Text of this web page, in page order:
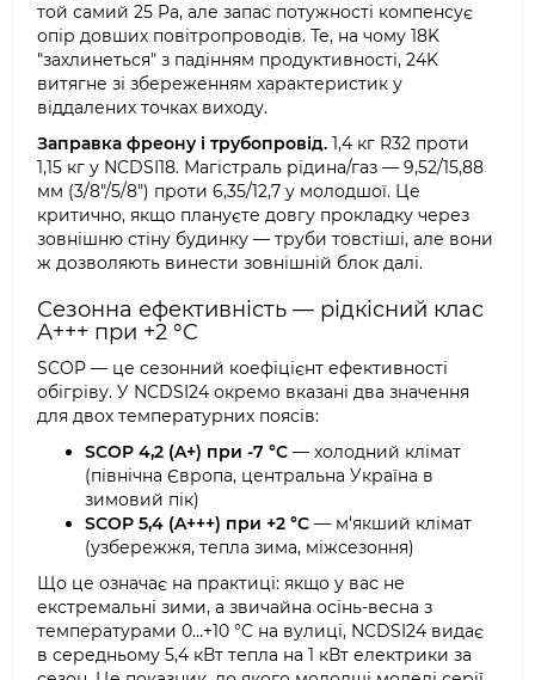
той самий 25 Pa, але запас потужності компенсує
опір довших повітропроводів. Те, на чому 18K
"захлинеться" з падінням продуктивності, 24K
витягне зі збереженням характеристик у
віддалених точках виходу.
Заправка фреону і трубопровід. 1,4 кг R32 проти
1,15 кг у NCDSI18. Магістраль рідина/газ — 9,52/15,88
мм (3/8"/5/8") проти 6,35/12,7 у молодшої. Це
критично, якщо плануєте довгу прокладку через
зовнішню стіну будинку — труби товстіші, але вони
ж дозволяють винести зовнішній блок далі.
Сезонна ефективність — рідкісний клас
A+++ при +2 °C
SCOP — це сезонний коефіцієнт ефективності
обігріву. У NCDSI24 окремо вказані два значення
для двох температурних поясів:
SCOP 4,2 (A+) при -7 °C — холодний клімат
(північна Європа, центральна Україна в
зимовий пік)
SCOP 5,4 (A+++) при +2 °C — м'якший клімат
(узбережжя, тепла зима, міжсезоння)
Що це означає на практиці: якщо у вас не
екстремальні зими, а звичайна осінь-весна з
температурами 0…+10 °C на вулиці, NCDSI24 видає
в середньому 5,4 кВт тепла на 1 кВт електрики за